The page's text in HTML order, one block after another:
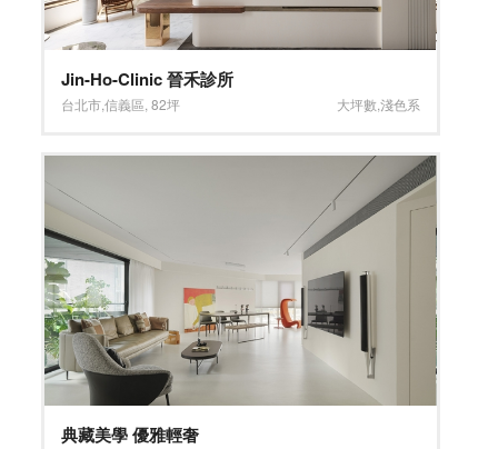
Jin-Ho-Clinic 晉禾診所
台北市,信義區 ,82坪 大坪數 淺色系
典藏美學 優雅輕奢